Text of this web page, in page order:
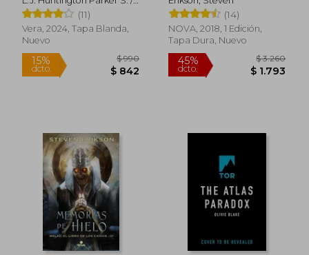
Shen
(11)
Vera, 2024, Tapa Blanda,
Nuevo
(14)
NOVA, 2018, 1 Edición,
Tapa Dura, Nuevo